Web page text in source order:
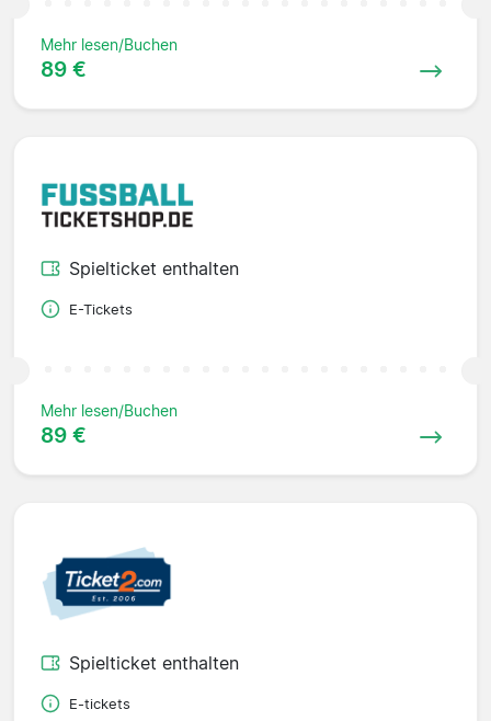
Mehr lesen/Buchen
89 €
Spielticket enthalten
E-Tickets
Mehr lesen/Buchen
89 €
Spielticket enthalten
E-tickets